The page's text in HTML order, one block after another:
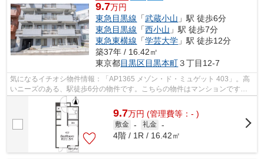
9.7万円
東急目黒線 「武蔵小山 」駅 徒歩6分
東急目黒線 「西小山 」駅 徒歩7分
東急東横線 「学芸大学 」駅 徒歩12分
築37年 / 16.42㎡
東京都目黒区目黒本町３丁目12-7
気になるイチオシ物件情報：「AP1365 メゾン・ド・ミュゲット 403」。高
いニーズのある、駅徒歩6分の物件です。こちらの物件はマンションです。
武蔵小山駅周辺でのお住まい検索を成功...
9.7万円 (管理費等：- )
敷金 - 礼金 -
4階 / 1R / 16.42㎡